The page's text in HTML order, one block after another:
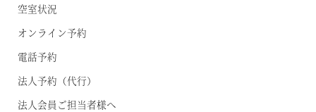
空室状況
オンライン予約
電話予約
法人予約（代行）
法人会員ご担当者様へ